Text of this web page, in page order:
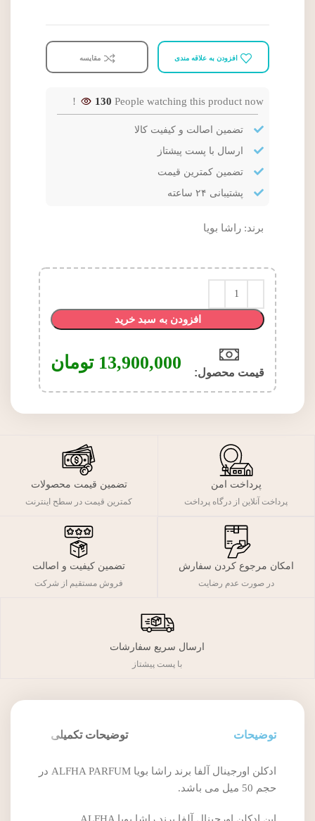
افزودن به علاقه مندی مقایسه
130 People watching this product now!
تضمین اصالت و کیفیت کالا
ارسال با پست پیشتاز
تضمین کمترین قیمت
پشتیبانی ۲۴ ساعته
برند: راشا بویا
افزودن به سبد خرید
قیمت محصول:​ 13,900,000 تومان
پرداخت امن
پرداخت آنلاین از درگاه پرداخت
تضمین قیمت محصولات
کمترین قیمت در سطح اینترنت
امکان مرجوع کردن سفارش
در صورت عدم رضایت
تضمین کیفیت و اصالت
فروش مستقیم از شرکت
ارسال سریع سفارشات
با پست پیشتاز
توضیحات توضیحات تکمیلی
ادکلن اورجینال آلفا برند راشا بویا ALFHA PARFUM در
حجم 50 میل می باشد.